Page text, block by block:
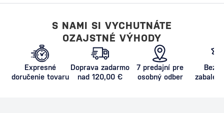
S NAMI SI VYCHUTNÁTE
OZAJSTNÉ VÝHODY
Expresné
doručenie tovaru
Doprava zadarmo
nad 120,00 €
7 predajní pre
osobný odber